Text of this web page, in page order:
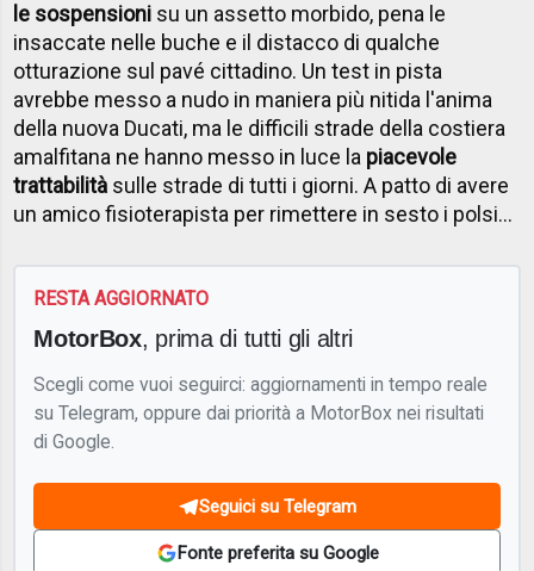
le sospensioni su un assetto morbido, pena le
insaccate nelle buche e il distacco di qualche
otturazione sul pavé cittadino. Un test in pista
avrebbe messo a nudo in maniera più nitida l'anima
della nuova Ducati, ma le difficili strade della costiera
amalfitana ne hanno messo in luce la piacevole
trattabilità sulle strade di tutti i giorni. A patto di avere
un amico fisioterapista per rimettere in sesto i polsi…
RESTA AGGIORNATO
MotorBox, prima di tutti gli altri
Scegli come vuoi seguirci: aggiornamenti in tempo reale
su Telegram, oppure dai priorità a MotorBox nei risultati
di Google.
Seguici su Telegram
Fonte preferita su Google